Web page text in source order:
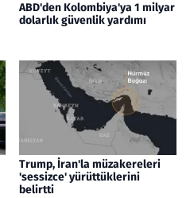
ABD'den Kolombiya'ya 1 milyar
dolarlık güvenlik yardımı
Trump, İran'la müzakereleri
'sessizce' yürüttüklerini
belirtti